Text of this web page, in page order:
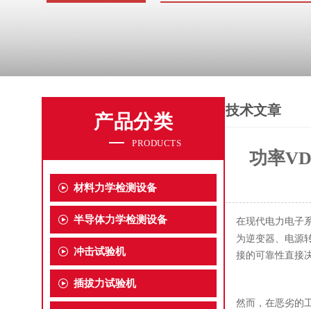
产品分类
PRODUCTS
材料力学检测设备
半导体力学检测设备
冲击试验机
插拔力试验机
技术文章
功率
在现代电力电子
为逆变器、电源
接的可靠性直接
然而，在恶劣的